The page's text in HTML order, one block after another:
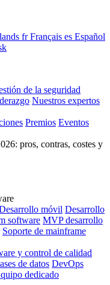
frFrançais es Español
de la seguridad
Nuestros expertos
Premios Eventos
pros, contras, costes y
móvil Desarrollo
software MVP desarrollo
Soporte de mainframe
y control de calidad
de datos DevOps
dedicado